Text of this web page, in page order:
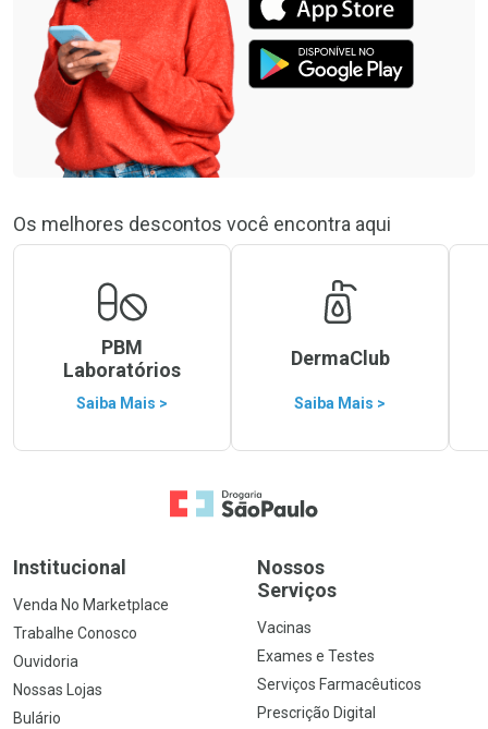
Os melhores descontos você encontra aqui
PBM
Laboratórios
Saiba Mais >
DermaClub
Saiba Mais >
Ir para a Home
Institucional
Venda No Marketplace
Trabalhe Conosco
Ouvidoria
Nossas Lojas
Bulário
Nossos
Serviços
Vacinas
Exames e Testes
Serviços Farmacêuticos
Prescrição Digital